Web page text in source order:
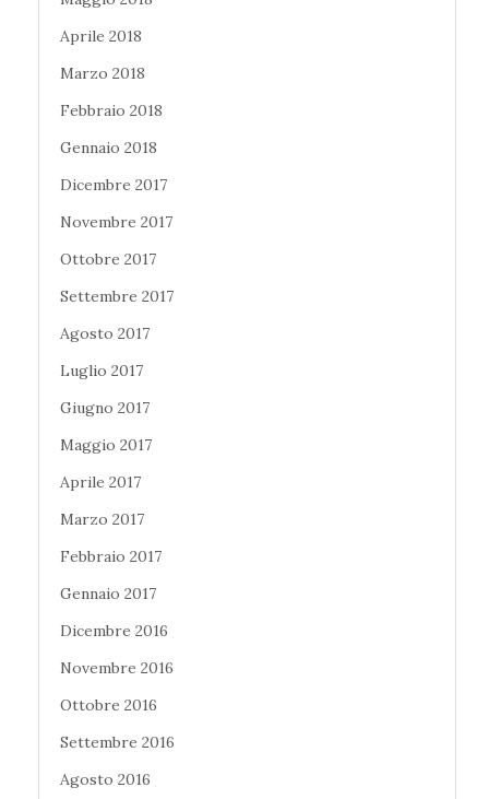
Aprile 2018
Marzo 2018
Febbraio 2018
Gennaio 2018
Dicembre 2017
Novembre 2017
Ottobre 2017
Settembre 2017
Agosto 2017
Luglio 2017
Giugno 2017
Maggio 2017
Aprile 2017
Marzo 2017
Febbraio 2017
Gennaio 2017
Dicembre 2016
Novembre 2016
Ottobre 2016
Settembre 2016
Agosto 2016